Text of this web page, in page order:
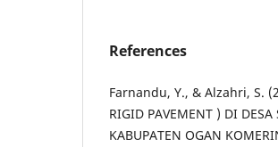
References
Farnandu, Y., & Alzahri, S.
RIGID PAVEMENT ) DI DESA
KABUPATEN OGAN